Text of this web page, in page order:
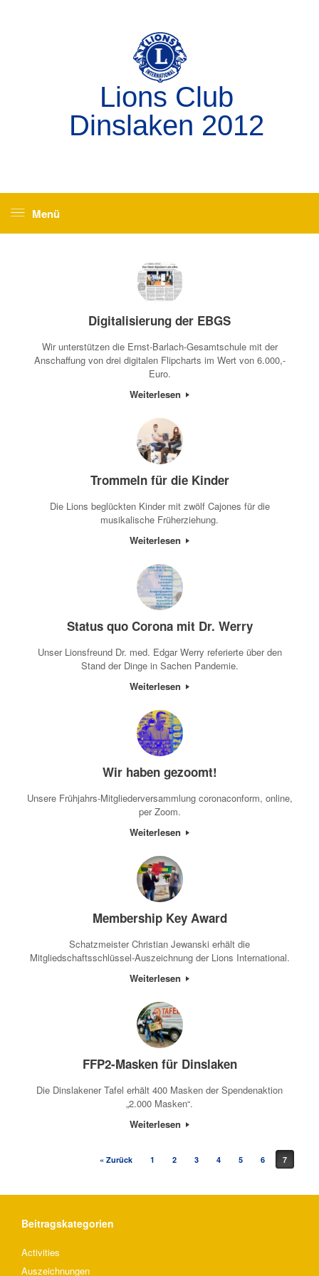
Lions Club
Dinslaken 2012
Menü
Digitalisierung der EBGS
Wir unterstützen die Ernst-Barlach-Gesamtschule mit der
Anschaffung von drei digitalen Flipcharts im Wert von 6.000,-
Euro.
Weiterlesen
Trommeln für die Kinder
Die Lions beglückten Kinder mit zwölf Cajones für die
musikalische Früherziehung.
Weiterlesen
Status quo Corona mit Dr. Werry
Unser Lionsfreund Dr. med. Edgar Werry referierte über den
Stand der Dinge in Sachen Pandemie.
Weiterlesen
Wir haben gezoomt!
Unsere Frühjahrs-Mitgliederversammlung coronaconform, online,
per Zoom.
Weiterlesen
Membership Key Award
Schatzmeister Christian Jewanski erhält die
Mitgliedschaftsschlüssel-Auszeichnung der Lions International.
Weiterlesen
FFP2-Masken für Dinslaken
Die Dinslakener Tafel erhält 400 Masken der Spendenaktion
„2.000 Masken“.
Weiterlesen
« Zurück 1 2 3 4 5 6 7
Beitragskategorien
Activities
Auszeichnungen